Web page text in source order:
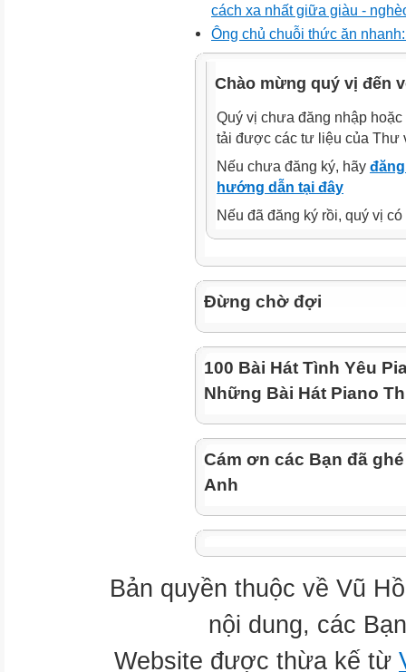
cách xa nhất giữa giàu -
Ông chủ chuỗi thức ăn
Chào mừng quý vị đến
Quý vị chưa đăng nhập
tải được các tư liệu của Thư
Nếu chưa đăng ký, hãy
hướng dẫn tại đây
Nếu đã đăng ký rồi, quý vị
Đừng chờ đợi
100 Bài Hát Tình Yêu
Những Bài Hát Piano
Cám ơn các Bạn đã
Anh
Bản quyền thuộc về Vũ
nội dung, các
Website được thừa kế từ